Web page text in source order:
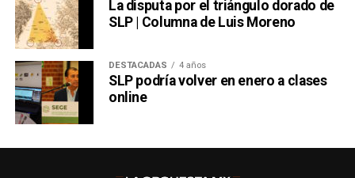
La disputa por el triángulo dorado de
SLP | Columna de Luis Moreno
DESTACADAS 4 años
SLP podría volver en enero a clases
online